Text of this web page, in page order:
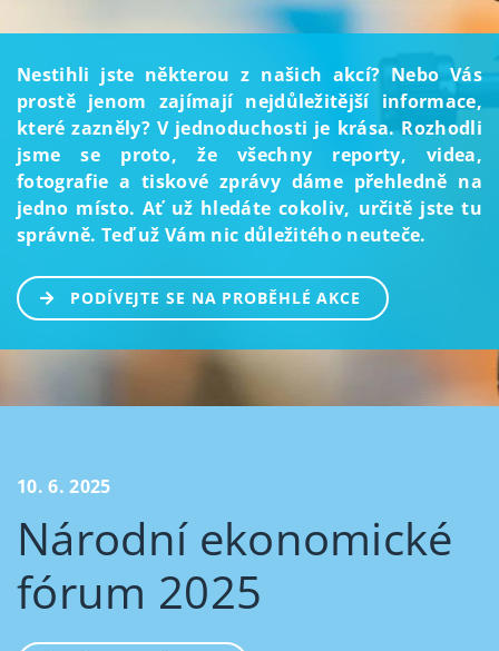
Nestihli jste některou z našich akcí? Nebo Vás
prostě jenom zajímají nejdůležitější informace,
které zazněly? V jednoduchosti je krása. Rozhodli
jsme se proto, že všechny reporty, videa,
fotografie a tiskové zprávy dáme přehledně na
jedno místo. Ať už hledáte cokoliv, určitě jste tu
správně. Teď už Vám nic důležitého neuteče.
PODÍVEJTE SE NA PROBĚHLÉ AKCE
10. 6. 2025
Národní ekonomické
fórum 2025